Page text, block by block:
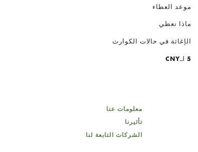
موعد العطاء
ماذا نعطي
الإغاثة في حالات الكوارث
5 لـCNY
معلومات عنا
تأثيرنا
الشركات التابعة لنا